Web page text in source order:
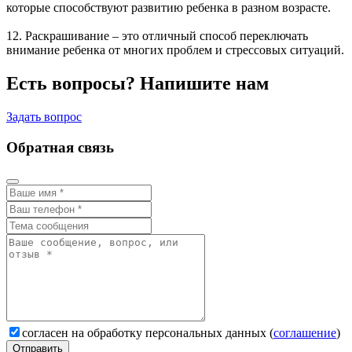
которые способствуют развитию ребенка в разном возрасте.
12. Раскрашивание – это отличный способ переключать
внимание ребенка от многих проблем и стрессовых ситуаций.
Есть вопросы? Напишите нам
Задать вопрос
Обратная связь
согласен на обработку персональных данных (соглашение)
Отправить